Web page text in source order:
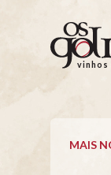
Os
Goliardos
Vinhos
Terroir
vinhos
MAIS